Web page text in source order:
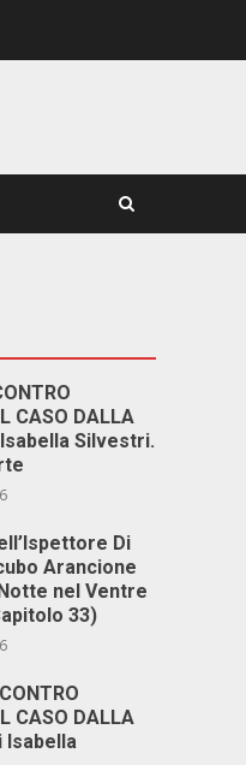
CASO DALLA
Isabella Silvestri.
Di
Arancione
nel Ventre
33)
CASO DALLA
Isabella